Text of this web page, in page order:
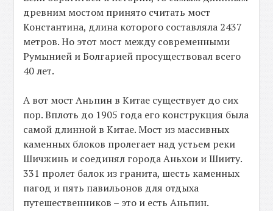
древним мостом принято считать мост
Константина, длина которого составляла 2437
метров. Но этот мост между современными
Румынией и Болгарией просуществовал всего
40 лет.
А вот мост Аньпин в Китае существует до сих
пор. Вплоть до 1905 года его конструкция была
самой длинной в Китае. Мост из массивных
каменных блоков пролегает над устьем реки
Шичжинь и соединял города Аньхои и Шииту.
331 пролет балок из гранита, шесть каменных
пагод и пять павильонов для отдыха
путешественников – это и есть Аньпин.